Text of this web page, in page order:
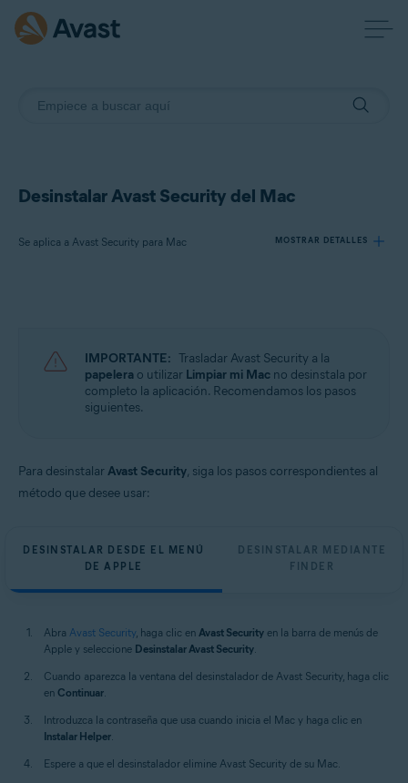
Desinstalar Avast Security del Mac
Se aplica a Avast Security para Mac MOSTRAR DETALLES
Sistemas operativos:
Apple macOS 13.x (Ventura)
Apple macOS 12.x (Monterey)
Apple macOS 10.14.x (Mojave)
Apple macOS 10.13.x (High Sierra)
Apple macOS 10.12.x (Sierra)
IMPORTANTE: Trasladar Avast Security a la
papelera o utilizar Limpiar mi Mac no desinstala por
completo la aplicación. Recomendamos los pasos
siguientes.
Para desinstalarAvast Security, siga los pasos correspondientes al
método que desee usar:
DESINSTALAR DESDE EL MENÚ
DE APPLE
DESINSTALAR MEDIANTE
FINDER
Abra Avast Security, haga clic en Avast Security en la barra de menús de
Apple y seleccione Desinstalar Avast Security.
Cuando aparezca la ventana del desinstalador de Avast Security, haga clic
en Continuar.
Introduzca la contraseña que usa cuando inicia el Mac y haga clic en
Instalar Helper.
Espere a que el desinstalador elimine Avast Security de su Mac.